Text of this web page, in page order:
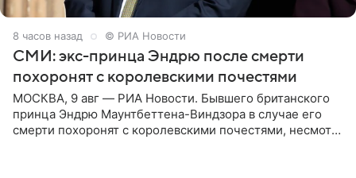
8 часов назад © РИА Новости
СМИ: экс-принца Эндрю после смерти
похоронят с королевскими почестями
МОСКВА, 9 авг — РИА Новости. Бывшего британского
принца Эндрю Маунтбеттена-Виндзора в случае его
смерти похоронят с королевскими почестями, несмотря